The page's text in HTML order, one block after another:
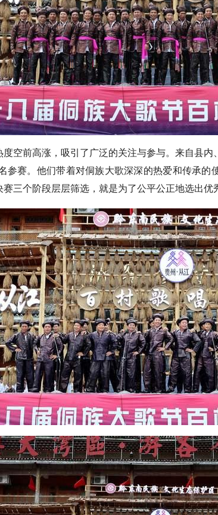
空前高涨，吸引了广泛的关注与参与。来自县
参赛。他们带着对侗族大歌深深的热爱和传承的
三个阶段层层筛选，就是为了公平公正地选出优